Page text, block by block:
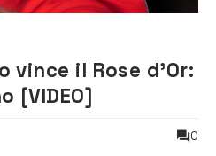
vince il Rose d’Or:
[VIDEO]
0